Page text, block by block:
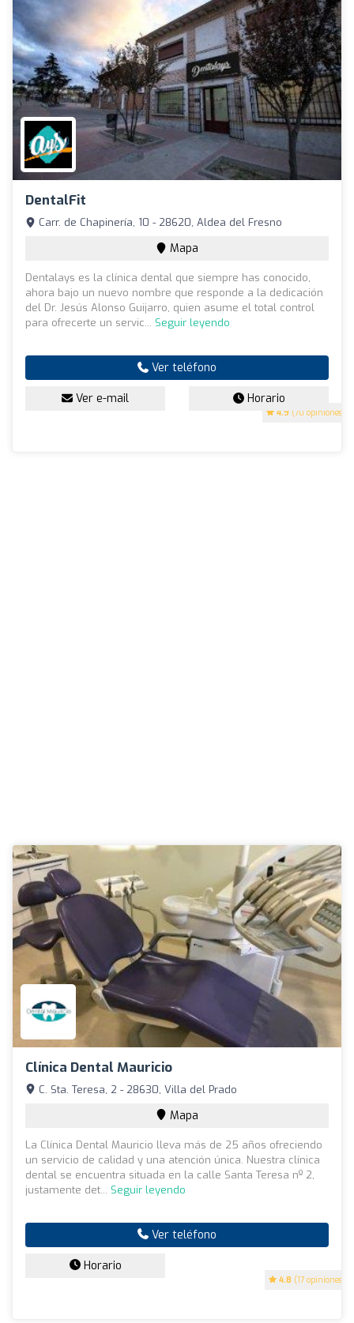
DentalFit
4.9 (70 opiniones)
Carr. de Chapinería, 10 - 28620, Aldea del Fresno
Mapa
Dentalays es la clínica dental que siempre has conocido,
ahora bajo un nuevo nombre que responde a la dedicación
del Dr. Jesús Alonso Guijarro, quien asume el total control
para ofrecerte un servic... Seguir leyendo
Ver teléfono
Ver e-mail Horario
Clínica Dental Mauricio
4.8 (17 opiniones)
C. Sta. Teresa, 2 - 28630, Villa del Prado
Mapa
La Clínica Dental Mauricio lleva más de 25 años ofreciendo
un servicio de calidad y una atención única. Nuestra clínica
dental se encuentra situada en la calle Santa Teresa nº 2,
justamente det... Seguir leyendo
Ver teléfono
Horario